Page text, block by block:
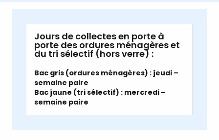
Jours de collectes en porte à
porte des ordures ménagères et
du tri sélectif (hors verre) :
Bac gris (ordures ménagères) : jeudi –
semaine paire
Bac jaune (tri sélectif) : mercredi –
semaine paire